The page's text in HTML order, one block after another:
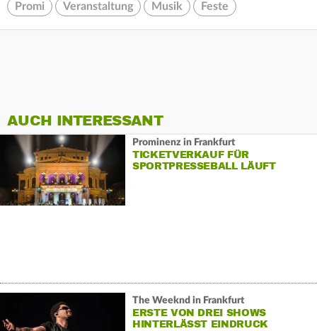
Promi Veranstaltung Musik Feste
AUCH INTERESSANT
Prominenz in Frankfurt
TICKETVERKAUF FÜR
SPORTPRESSEBALL LÄUFT
The Weeknd in Frankfurt
ERSTE VON DREI SHOWS
HINTERLÄSST EINDRUCK